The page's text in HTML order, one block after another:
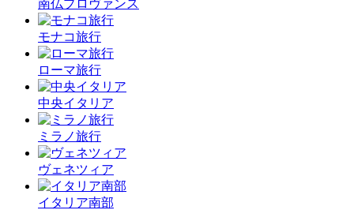
南仏プロヴァンス
モナコ旅行
ローマ旅行
中央イタリア
ミラノ旅行
ヴェネツィア
イタリア南部